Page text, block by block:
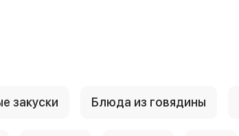
закуски Блюда из говядины